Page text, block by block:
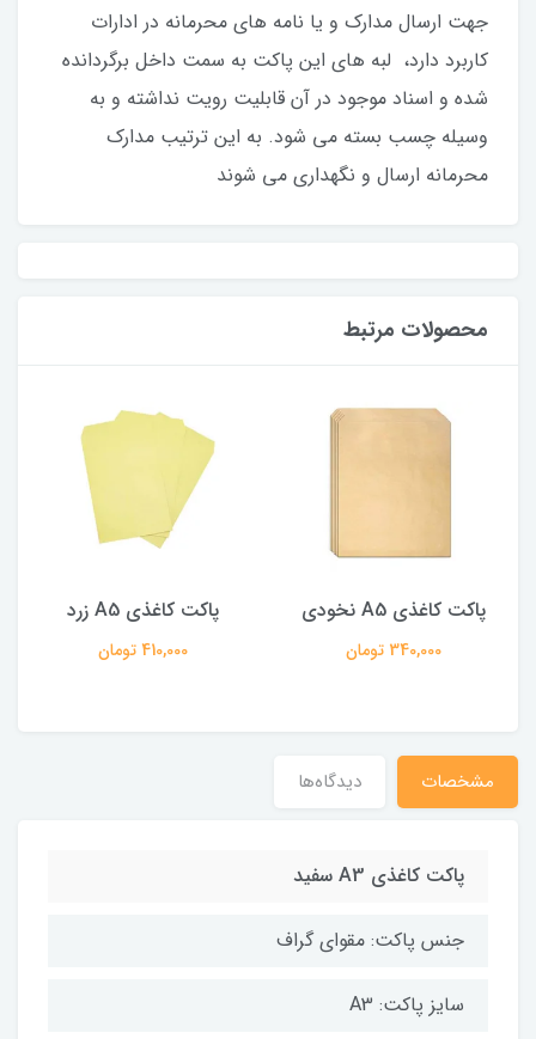
جهت ارسال مدارک و یا نامه های محرمانه در ادارات
کاربرد دارد، لبه های این پاکت به سمت داخل برگردانده
شده و اسناد موجود در آن قابلیت رویت نداشته و به
وسیله چسب بسته می شود. به این ترتیب مدارک
محرمانه ارسال و نگهداری می شوند
محصولات مرتبط
پاکت کاغذی A5 نخودی
340,000 تومان
پاکت کاغذی A5 زرد
410,000 تومان
مشخصات دیدگاه‌ها
پاکت کاغذی A3 سفید
جنس پاکت: مقوای گراف
سایز پاکت: A3